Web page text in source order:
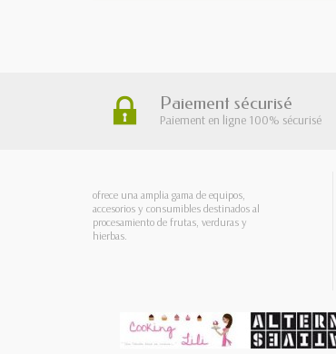
Paiement sécurisé
Paiement en ligne 100% sécurisé
ofrece una amplia gama de equipos,
accesorios y consumibles destinados al
procesamiento de frutas, verduras y
hierbas.